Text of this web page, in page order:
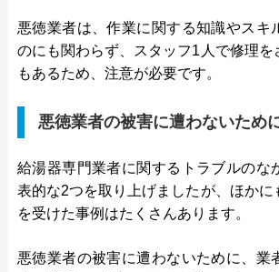
悪徳業者は、作業に関する知識やスキ
のにも関わらず、スタッフ1人で修理を
もあるため、注意が必要です。
悪徳業者の被害に遭わないため
給湯器専門業者に関するトラブルのな
表的な2つを取り上げましたが、ほかに
を受けた事例はたくさんあります。
悪徳業者の被害に遭わないために、業